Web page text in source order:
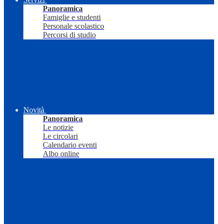
Panoramica
Famiglie e studenti
Personale scolastico
Percorsi di studio
Novità
Panoramica
Le notizie
Le circolari
Calendario eventi
Albo online